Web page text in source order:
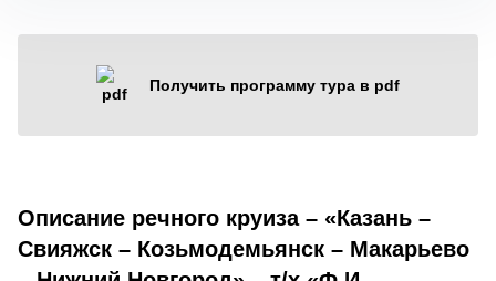
Получить программу тура в pdf
Описание речного круиза – «Казань –
Свияжск – Козьмодемьянск – Макарьево